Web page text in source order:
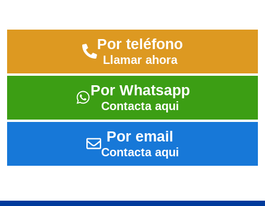
Por teléfono
Llamar ahora
Por Whatsapp
Contacta aqui
Por email
Contacta aqui